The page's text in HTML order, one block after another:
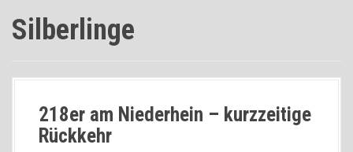
Silberlinge
218er am Niederhein – kurzzeitige
Rückkehr